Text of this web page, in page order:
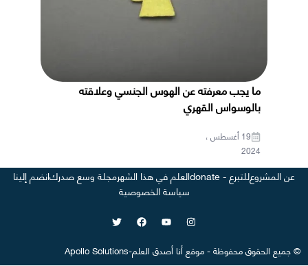
ما يجب معرفته عن الهوس الجنسي وعلاقته
بالوسواس القهري
19 أغسطس ،
2024
عن المشروعللتبرع - donate العلم في هذا الشهرمجلة وسع صدركانضم إلينا
سياسة الخصوصية
©جميع الحقوق محفوظة-موقعأنا أصدق العلم-
Apollo Solutions